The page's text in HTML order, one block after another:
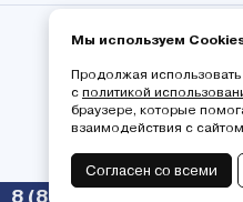
© 2026 ООО
ОХОТНИЧЬИХ
Политика
8 (800) 550-77-06
Мы используем
Продолжая
с политикой
браузере, которые
взаимодействия с
Согласен со всеми